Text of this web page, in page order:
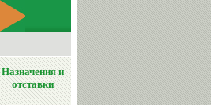
Назначения и
отставки